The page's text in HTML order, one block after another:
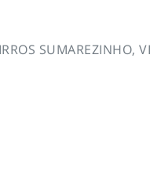
SUMAREZINHO,